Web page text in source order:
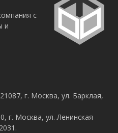
с
и
г. Москва, ул. Барклая,
г. Москва, ул. Ленинская